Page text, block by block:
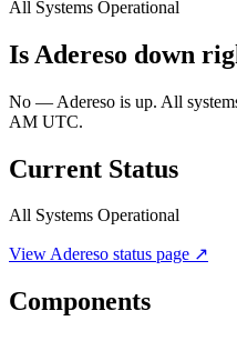
All Systems Operational
Is Adereso down
No — Adereso is up. All
AM UTC.
Current Status
All Systems Operational
ViewAdereso status page ↗
Components